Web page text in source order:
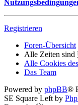
Registrieren
Foren-Übersicht
Alle Zeiten sind
Alle Cookies
Das Team
Powered by phpBB®
SE Square Left by